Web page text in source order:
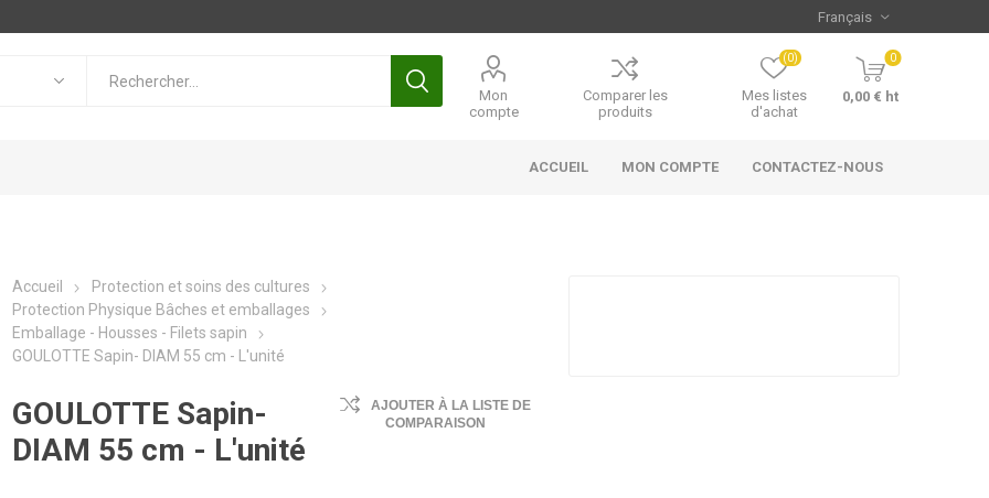
Mon
compte
Comparer les
produits
Mes listes
d'achat
(0) 0
0,00 € ht
ACCUEIL MON COMPTE CONTACTEZ-NOUS
Accueil
Protection et soins des cultures
Protection Physique Bâches et emballages
Emballage - Housses - Filets sapin
GOULOTTE Sapin- DIAM 55 cm - L'unité
GOULOTTE Sapin-
DIAM 55 cm - L'unité
AJOUTER À LA LISTE DE
COMPARAISON